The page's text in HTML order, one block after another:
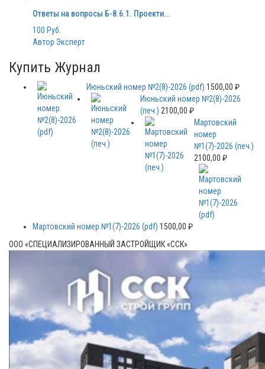
Ответы на вопросы Б-8.6.1. Проекти...
100 Руб.
Автор Эксперт
Купить Журнал
Июньский номер №2(8)-2026 (pdf) 1500,00 ₽
Июньский номер №2(8)-2026
(печ.) 2100,00 ₽
Мартовский
номер
№1(7)-2026 (печ.)
2100,00 ₽
Мартовский номер №1(7)-2026 (pdf) 1500,00 ₽
ООО «СПЕЦИАЛИЗИРОВАННЫЙ ЗАСТРОЙЩИК «ССК»